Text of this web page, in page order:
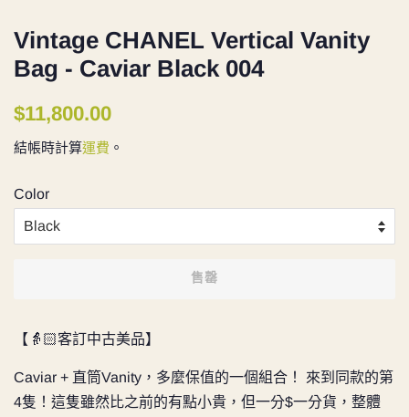
Vintage CHANEL Vertical Vanity
Bag - Caviar Black 004
定
$11,800.00
結帳時計算運費 。
Color
售罄
【👵🏻客訂中古美品】
Caviar + 直筒Vanity，多麼保值的一個組合！ 來到同款的第
4隻！這隻雖然比之前的有點小貴，但一分$一分貨，整體